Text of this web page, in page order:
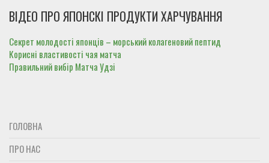
Умебосі
Корисні властивості чаю Маття і як його пити
Оптовым покупателям
Новинки
Контакти
Японские продукты питания
Магазин товарів з Японії
Оформление заказа
Возврат товара
Где купить
Где купить
Доставка и оплата
ВІДЕО ПРО ЯПОНСКІ ПРОДУКТИ ХАРЧУВАННЯ
Секрет молодості японців – морський колагеновий пептид
Корисні властивості чая матча
Правильний вибір Матча Удзі
ГОЛОВНА
ПРО НАС